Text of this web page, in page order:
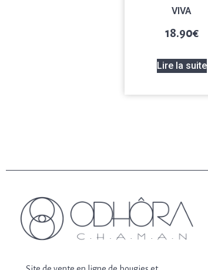
VIVA
18.90€
Lire la suite